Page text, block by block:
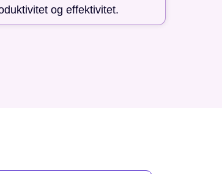
og effektivitet.